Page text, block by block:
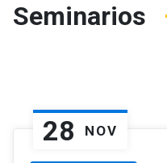
Seminarios
28 NOV